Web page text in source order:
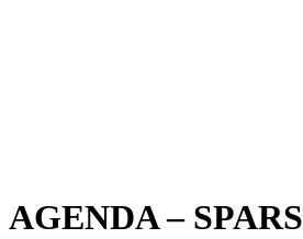
AGENDA – SPARS